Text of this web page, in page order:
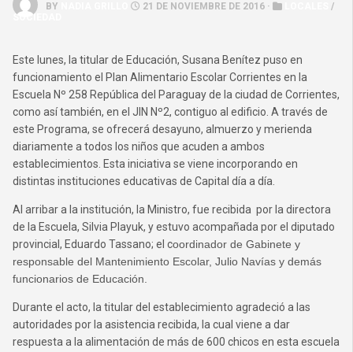
BY 21 DE NOVIEMBRE DE 2016 ·
/
SOCIEDAD
Este lunes, la titular de Educación, Susana Benítez puso en
funcionamiento el Plan Alimentario EscolarCorrientes en la
Escuela Nº 258 República del Paraguayde la ciudad de Corrientes,
como así también, en el JIN Nº2, contiguo al edificio. A través de
este Programa, se ofrecerá desayuno, almuerzo y merienda
diariamente a todos los niños que acuden a ambos
establecimientos. Esta iniciativa se viene incorporando en
distintas instituciones educativas de Capital día a día.
Al arribar a la institución, la Ministro, fue recibida por la directora
de la Escuela, Silvia Playuk, y estuvo acompañada por el diputado
provincial, Eduardo Tassano; el coordinador de Gabinete y
responsable del Mantenimiento Escolar, Julio Navías y demás
funcionarios de Educación.
Durante el acto, la titular del establecimiento agradeció a las
autoridades por la asistencia recibida, la cual viene a dar
respuesta a la alimentación de más de 600 chicos en esta escuela